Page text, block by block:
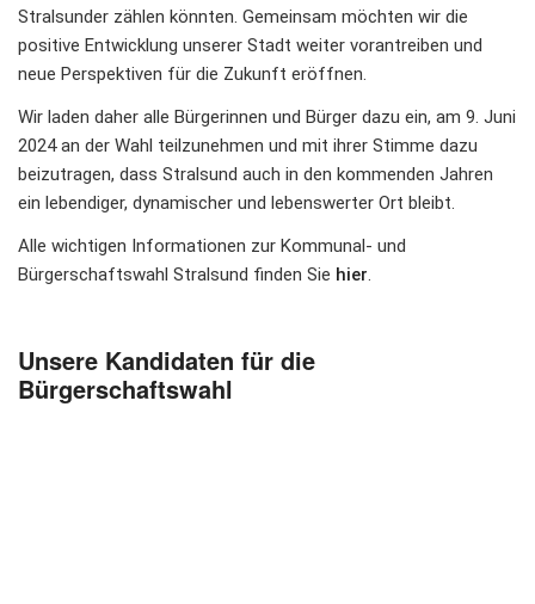
Stralsunder zählen könnten. Gemeinsam möchten wir die
positive Entwicklung unserer Stadt weiter vorantreiben und
neue Perspektiven für die Zukunft eröffnen.
Wir laden daher alle Bürgerinnen und Bürger dazu ein, am 9. Juni
2024 an der Wahl teilzunehmen und mit ihrer Stimme dazu
beizutragen, dass Stralsund auch in den kommenden Jahren
ein lebendiger, dynamischer und lebenswerter Ort bleibt.
Alle wichtigen Informationen zur Kommunal- und
Bürgerschaftswahl Stralsund finden Sie hier.
Unsere Kandidaten für die
Bürgerschaftswahl